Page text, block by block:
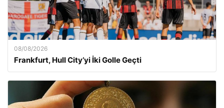
08/08/2026
Frankfurt, Hull City’yi İki Golle Geçti